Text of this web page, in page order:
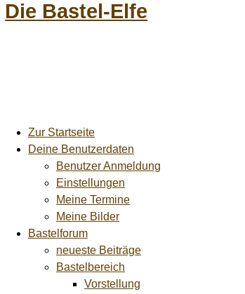
Die Bastel-Elfe
Zur Startseite
Deine Benutzerdaten
Benutzer Anmeldung
Einstellungen
Meine Termine
Meine Bilder
Bastelforum
neueste Beiträge
Bastelbereich
Vorstellung